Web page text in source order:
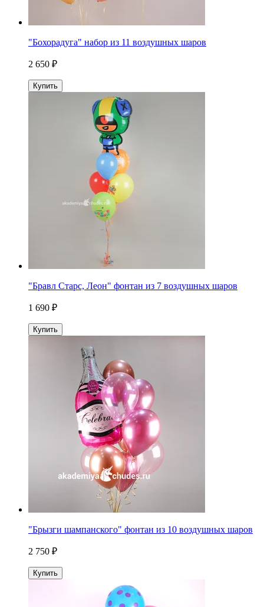
"Бохорадуга" набор из 11 воздушных шаров
2 650 ₽
Купить
"Бравл Старс, Леон" фонтан из 7 воздушных шаров
1 690 ₽
Купить
"Брызги шампанского" фонтан из 10 воздушных шаров
2 750 ₽
Купить